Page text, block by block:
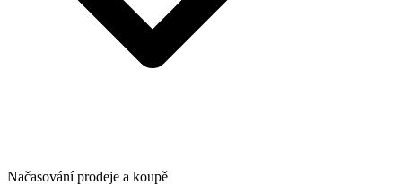
Načasování prodeje a koupě